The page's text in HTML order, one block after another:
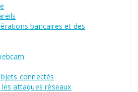
bancaires et des
connectés
attaques réseaux